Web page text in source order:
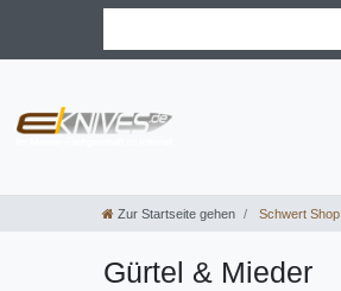
Zur Startseite gehen Schwert Shop
Gürtel & Mieder